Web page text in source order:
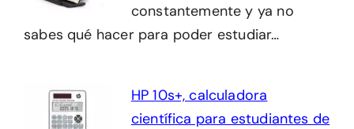
constantemente y ya no
sabes qué hacer para poder estudiar…
HP 10s+, calculadora
científica para estudiantes de